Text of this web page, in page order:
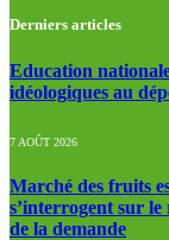
Derniers articles
Education
idéologiques au
7 AOÛT 2026
Marché des fruits
s’interrogent sur
de la demande